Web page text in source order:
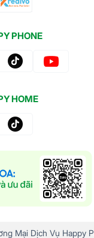
PHONE
HOME
Mại Dịch Vụ Happy